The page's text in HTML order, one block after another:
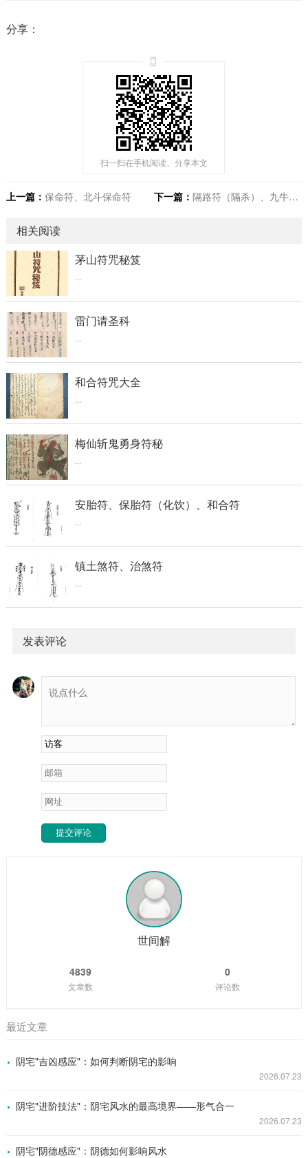
分享：
扫一扫在手机阅读、分享本文
上一篇： 保命符、北斗保命符 下一篇： 隔路符（隔杀）、九牛破土符（贴镇）
相关阅读
茅山符咒秘笈
雷门请圣科
和合符咒大全
梅仙斩鬼勇身符秘
安胎符、保胎符（化饮）、和合符
镇土煞符、治煞符
发表评论
提交评论
世间解
4839
文章数
0
评论数
最近文章
阴宅"吉凶感应"：如何判断阴宅的影响
2026.07.23
阴宅"进阶技法"：阴宅风水的最高境界——形气合一
2026.07.23
阴宅"阴德感应"：阴德如何影响风水